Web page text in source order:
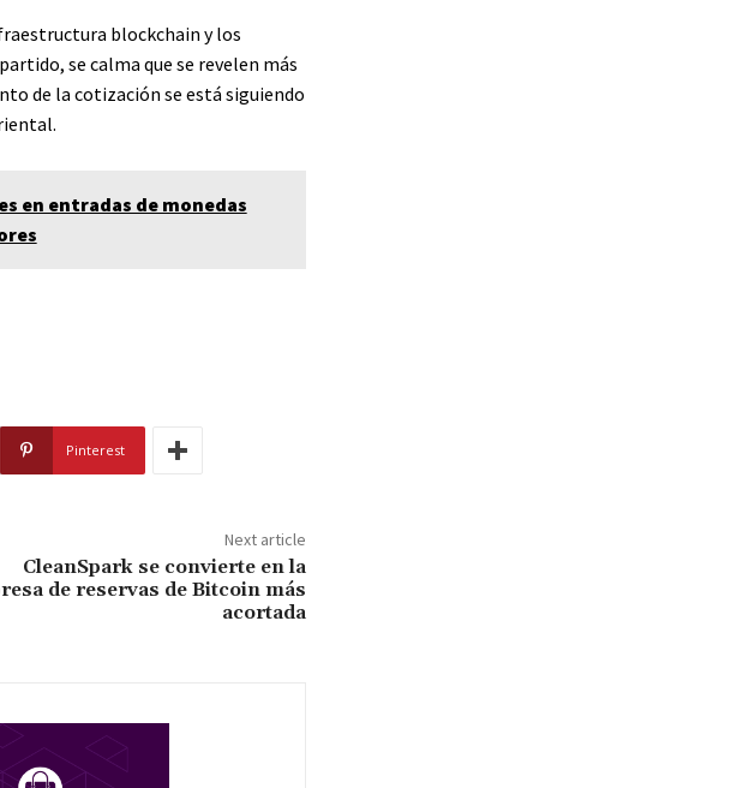
blockchain y los
se calma que se revelen más
de la cotización se está siguiendo
en entradas de monedas
Pinterest
Next article
CleanSpark se convierte en la
de reservas de Bitcoin más
acortada